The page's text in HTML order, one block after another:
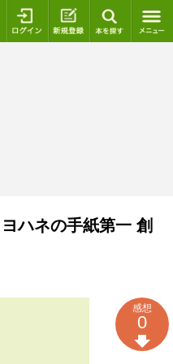
ログイン 新規登録
ハネの手紙第一 創
感想
0